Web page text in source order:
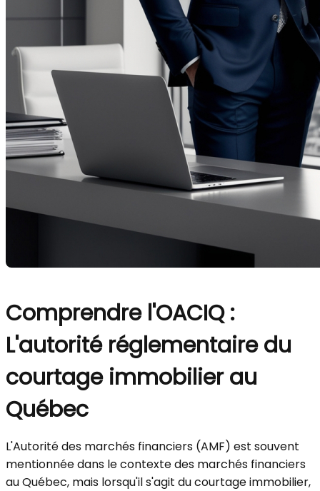
Comprendre l'OACIQ :
L'autorité réglementaire du
courtage immobilier au
Québec
L'Autorité des marchés financiers (AMF) est souvent
mentionnée dans le contexte des marchés financiers
au Québec, mais lorsqu'il s'agit du courtage immobilier,